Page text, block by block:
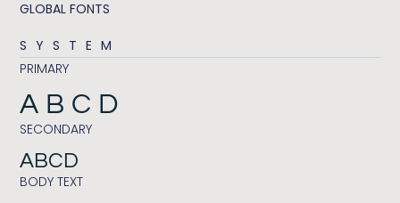
GLOBAL FONTS
SYSTEM
PRIMARY
ABCD
SECONDARY
ABCD
BODY TEXT